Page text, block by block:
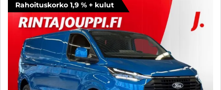
Rahoituskorko 1,9 % + kulut